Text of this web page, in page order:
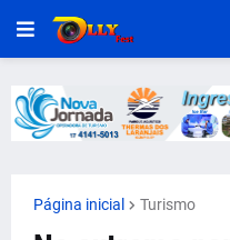
Página inicial Turismo